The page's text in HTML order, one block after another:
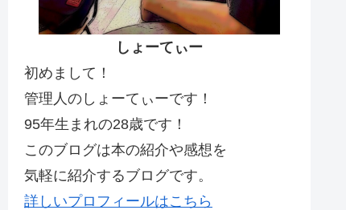
しょーてぃー
初めまして！
管理人のしょーてぃーです！
95年生まれの28歳です！
このブログは本の紹介や感想を
気軽に紹介するブログです。
詳しいプロフィールはこちら